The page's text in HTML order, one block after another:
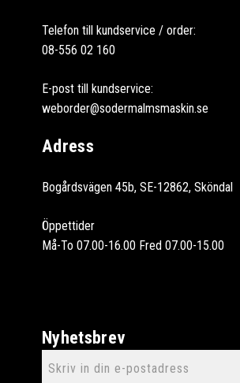
Telefon till kundservice / order:
08-556 02 160
E-post till kundservice:
weborder@sodermalmsmaskin.se
Adress
Bogårdsvägen 45b, SE-12862, Sköndal
Öppettider
Må-To 07.00-16.00 Fred 07.00-15.00
Nyhetsbrev